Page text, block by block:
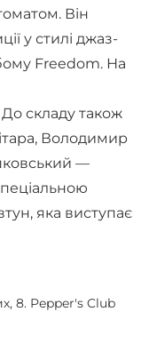
Він
у стилі джаз-
Freedom. На
складу також
Володимир
—
яка виступає
8. Pepper's Club